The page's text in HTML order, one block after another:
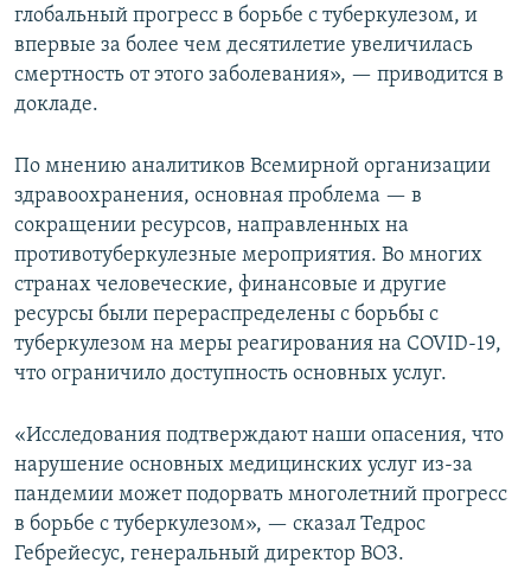
глобальный прогресс в борьбе с туберкулезом, и
впервые за более чем десятилетие увеличилась
смертность от этого заболевания», — приводится в
докладе.
По мнению аналитиков Всемирной организации
здравоохранения, основная проблема — в
сокращении ресурсов, направленных на
противотуберкулезные мероприятия. Во многих
странах человеческие, финансовые и другие
ресурсы были перераспределены с борьбы с
туберкулезом на меры реагирования на COVID-19,
что ограничило доступность основных услуг.
«Исследования подтверждают наши опасения, что
нарушение основных медицинских услуг из-за
пандемии может подорвать многолетний прогресс
в борьбе с туберкулезом», — сказал Тедрос
Гебрейесус, генеральный директор ВОЗ.